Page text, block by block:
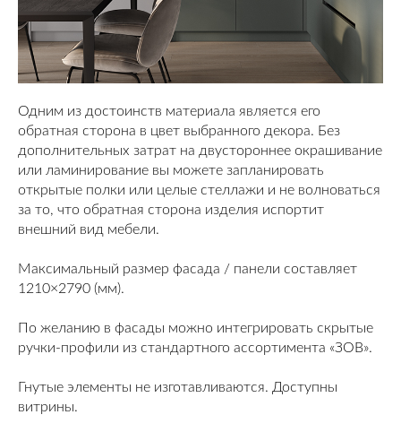
Одним из достоинств материала является его
обратная сторона в цвет выбранного декора. Без
дополнительных затрат на двустороннее окрашивание
или ламинирование вы можете запланировать
открытые полки или целые стеллажи и не волноваться
за то, что обратная сторона изделия испортит
внешний вид мебели.
Максимальный размер фасада / панели составляет
1210×2790 (мм).
По желанию в фасады можно интегрировать скрытые
ручки-профили из стандартного ассортимента «ЗОВ».
Гнутые элементы не изготавливаются. Доступны
витрины.